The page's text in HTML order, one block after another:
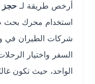
أرخص طريقة لـ حجز
استخدام محرك بحث
شركات الطيران في وقت
السفر واختيار الرحلات
الواحد، حيث تكون غالبًا